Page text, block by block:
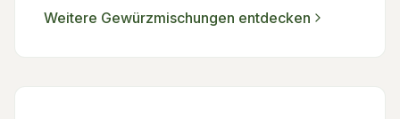
Weitere Gewürzmischungen entdecken